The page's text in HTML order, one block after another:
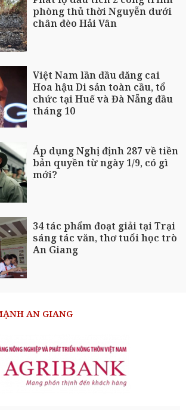
phòng thủ thời Nguyễn dưới
chân đèo Hải Vân
Việt Nam lần đầu đăng cai
Hoa hậu Di sản toàn cầu, tổ
chức tại Huế và Đà Nẵng đầu
tháng 10
Áp dụng Nghị định 287 về tiền
bản quyền từ ngày 1/9, có gì
mới?
34 tác phẩm đoạt giải tại Trại
sáng tác văn, thơ tuổi học trò
An Giang
AN GIANG